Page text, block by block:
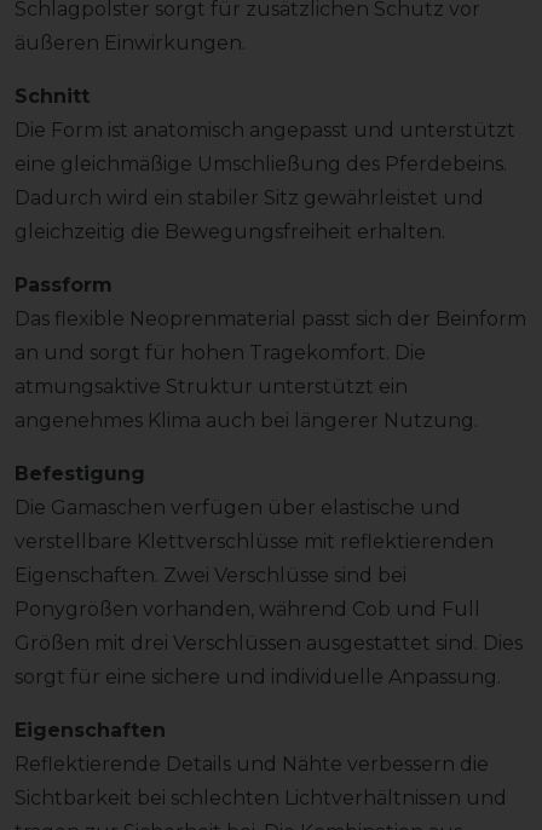
Schlagpolster sorgt für zusätzlichen Schutz vor
äußeren Einwirkungen.
Schnitt
Die Form ist anatomisch angepasst und unterstützt
eine gleichmäßige Umschließung des Pferdebeins.
Dadurch wird ein stabiler Sitz gewährleistet und
gleichzeitig die Bewegungsfreiheit erhalten.
Passform
Das flexible Neoprenmaterial passt sich der Beinform
an und sorgt für hohen Tragekomfort. Die
atmungsaktive Struktur unterstützt ein
angenehmes Klima auch bei längerer Nutzung.
Befestigung
Die Gamaschen verfügen über elastische und
verstellbare Klettverschlüsse mit reflektierenden
Eigenschaften. Zwei Verschlüsse sind bei
Ponygrößen vorhanden, während Cob und Full
Größen mit drei Verschlüssen ausgestattet sind. Dies
sorgt für eine sichere und individuelle Anpassung.
Eigenschaften
Reflektierende Details und Nähte verbessern die
Sichtbarkeit bei schlechten Lichtverhältnissen und